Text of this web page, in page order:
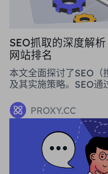
SEO抓取的深度解
网站排名
本文全面探讨了SEO（
及其实施策略。SEO通
质量流量。文章介绍了
站外优化策略，并详细
（如PROXY.CC的住宅
总结来看，SEO不仅是
期提升网站在搜索引擎
业发展具有重要意义。
PROXY.CC